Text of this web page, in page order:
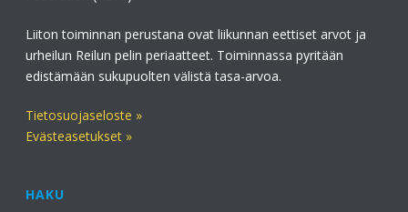
Liiton toiminnan perustana ovat liikunnan eettiset arvot ja
urheilun Reilun pelin periaatteet. Toiminnassa pyritään
edistämään sukupuolten välistä tasa-arvoa.
Tietosuojaseloste »
Evästeasetukset »
HAKU